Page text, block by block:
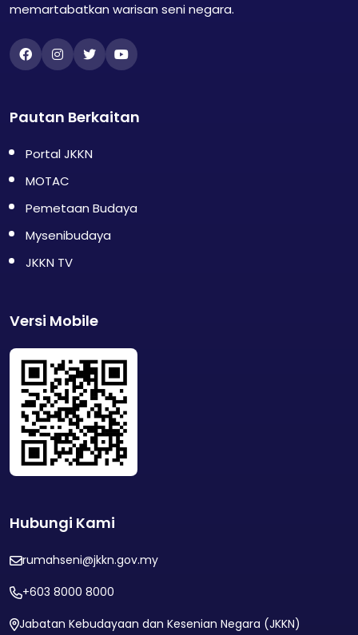
memartabatkan warisan seni negara.
Pautan Berkaitan
Portal JKKN
MOTAC
Pemetaan Budaya
Mysenibudaya
JKKN TV
Versi Mobile
Hubungi Kami
rumahseni@jkkn.gov.my
+603 8000 8000
Jabatan Kebudayaan dan Kesenian Negara (JKKN)